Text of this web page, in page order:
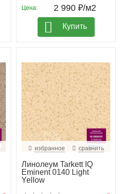
Цена: 2 990 ₽/м2
Купить
избранное сравнить
Линолеум Tarkett IQ
Eminent 0140 Light
Yellow